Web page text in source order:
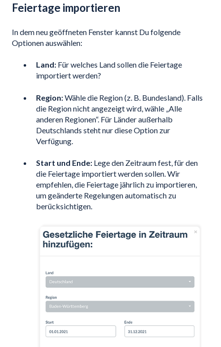
Feiertage importieren
In dem neu geöffneten Fenster kannst Du folgende
Optionen auswählen:
Land: Für welches Land sollen die Feiertage
importiert werden?
Region:Wähle die Region (z. B. Bundesland). Falls
die Region nicht angezeigt wird, wähle „Alle
anderen Regionen“. Für Länder außerhalb
Deutschlands steht nur diese Option zur
Verfügung.
Start und Ende: Lege den Zeitraum fest, für den
die Feiertage importiert werden sollen. Wir
empfehlen, die Feiertage jährlich zu importieren,
um geänderte Regelungen automatisch zu
berücksichtigen.